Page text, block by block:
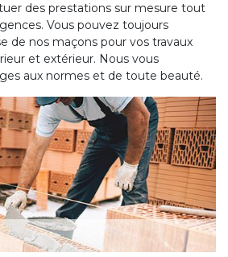
des prestations sur mesure tout
Vous pouvez toujours
de nos maçons pour vos travaux
et extérieur. Nous vous
aux normes et de toute beauté.